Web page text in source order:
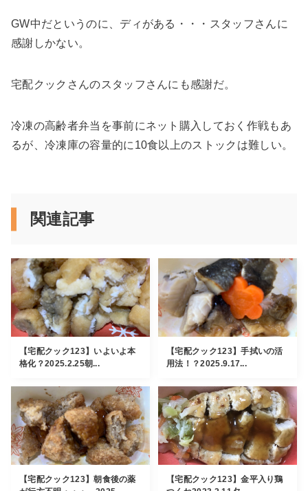
GW中だというのに、ディがある・・・スタッフさんに
感謝しかない。
宅配クックさんのスタッフさんにも感謝だ。
冷凍の高齢者弁当を事前にネット購入しておく作戦もあ
るが、冷凍庫の容量的に10食以上のストックは難しい。
関連記事
【宅配クック123】いよいよ本
格化？2025.2.25朝...
【宅配クック123】手拭いの活
用法！？2025.9.17...
【宅配クック123】朝食後の薬
【宅配クック123】金平入り鶏